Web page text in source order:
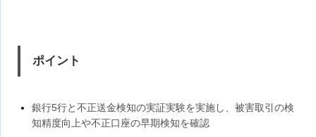
ポイント
銀行5行と不正送金検知の実証実験を実施し、被害取引の検
知精度向上や不正口座の早期検知を確認